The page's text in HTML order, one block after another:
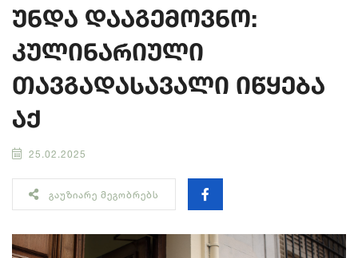
უნდა დააგემოვნო:
კულინარიული
თავგადასავალი იწყება
აქ
25.02.2025
ᲒᲐᲣᲖᲘᲐᲠᲔ ᲛᲔᲒᲝᲑᲠᲔᲑᲡ